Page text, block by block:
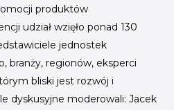
produktów
udział wzięło ponad 130
jednostek
branży, regionów, eksperci
bliski jest rozwój i
dyskusyjne moderowali: Jacek